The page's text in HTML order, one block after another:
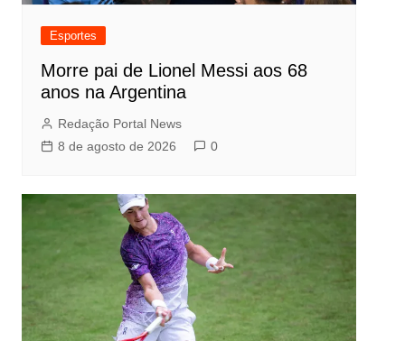
Esportes
Morre pai de Lionel Messi aos 68
anos na Argentina
Redação Portal News
8 de agosto de 2026
0